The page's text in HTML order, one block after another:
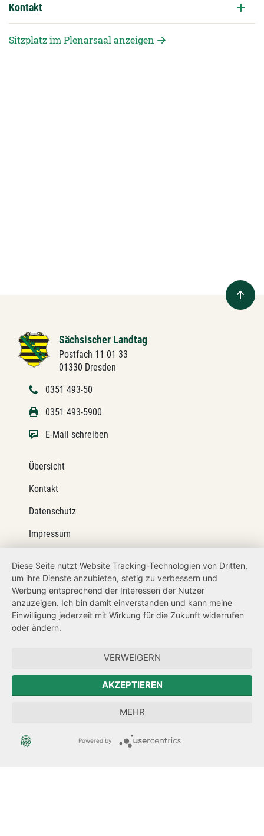
Kontakt
Sitzplatz im Plenarsaal anzeigen
Sächsischer Landtag
Postfach 11 01 33
01330 Dresden
0351 493-50
0351 493-5900
E-Mail schreiben
Übersicht
Kontakt
Datenschutz
Impressum
Netiquette
Transparenzanspruch
Hinweisgeberschutz
Forum Mitteleuropa
Der Sächsische Integrationsbeauftragte
Sächsische Landesbeauftragte zur Aufarbeitung der SED-
Diese Seite nutzt Website Tracking-Technologien von Dritten,
um ihre Dienste anzubieten, stetig zu verbessern und
Werbung entsprechend der Interessen der Nutzer
anzuzeigen. Ich bin damit einverstanden und kann meine
Einwilligung jederzeit mit Wirkung für die Zukunft widerrufen
oder ändern.
VERWEIGERN
AKZEPTIEREN
MEHR
Powered by